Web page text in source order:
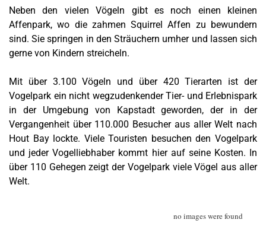
Neben den vielen Vögeln gibt es noch einen kleinen
Affenpark, wo die zahmen Squirrel Affen zu bewundern
sind. Sie springen in den Sträuchern umher und lassen sich
gerne von Kindern streicheln.
Mit über 3.100 Vögeln und über 420 Tierarten ist der
Vogelpark ein nicht wegzudenkender Tier- und Erlebnispark
in der Umgebung von Kapstadt geworden, der in der
Vergangenheit über 110.000 Besucher aus aller Welt nach
Hout Bay lockte. Viele Touristen besuchen den Vogelpark
und jeder Vogelliebhaber kommt hier auf seine Kosten. In
über 110 Gehegen zeigt der Vogelpark viele Vögel aus aller
Welt.
no images were found